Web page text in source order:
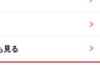
見る